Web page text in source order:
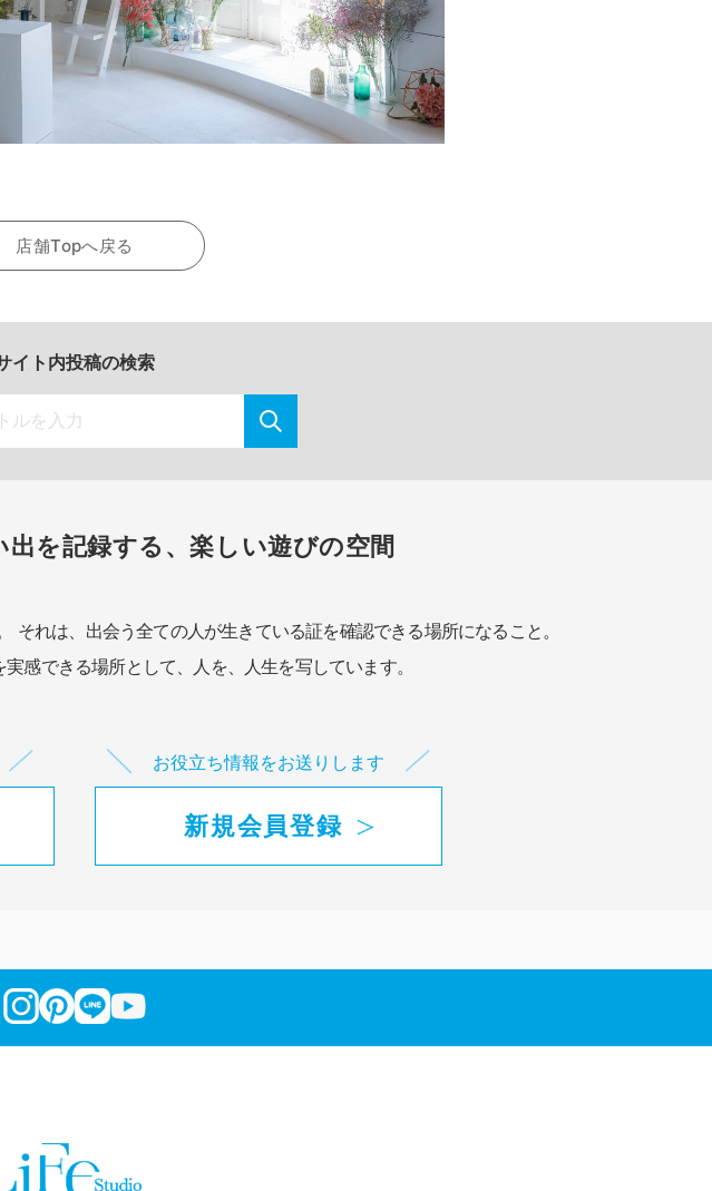
店舗Topへ戻る
イト内投稿の検索
を記録する、楽しい遊びの空間
それは、出会う全ての人が生きている証を確認できる場所になること。
感できる場所として、
人を、人生を写しています。
お役立ち情報をお送りします
新規会員登録